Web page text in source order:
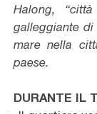
Halong,
galleggiante
mare nella
paese.
DURANTE IL